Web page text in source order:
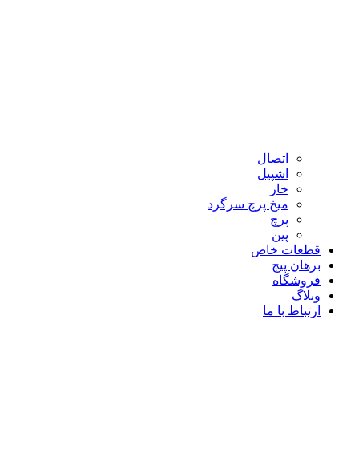
اتصال
اشپیل
خار
میخ پرچ سرگرد
پرچ
پین
قطعات خاص
برهان پیچ
فروشگاه
وبلاگ
ارتباط با ما